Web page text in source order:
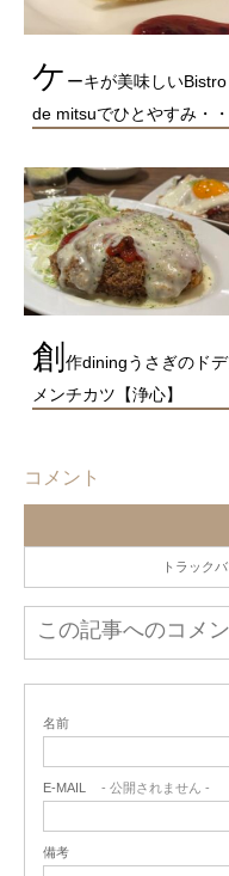
ケ ーキが美味しいBistro
de mitsuでひとやすみ・
創 作diningうさぎのドデ
メンチカツ【浄心】
コメント
トラック
この記事へのコメ
名前
E-MAIL - 公開されません -
備考